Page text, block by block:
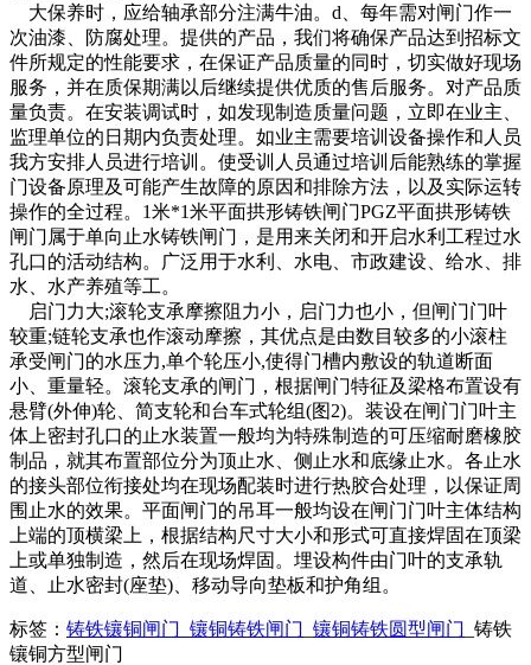
大保养时，应给轴承部分注满牛油。d、每年需对闸门作一
次油漆、防腐处理。提供的产品，我们将确保产品达到招标文
件所规定的性能要求，在保证产品质量的同时，切实做好现场
服务，并在质保期满以后继续提供优质的售后服务。对产品质
量负责。在安装调试时，如发现制造质量问题，立即在业主、
监理单位的日期内负责处理。如业主需要培训设备操作和人员
我方安排人员进行培训。使受训人员通过培训后能熟练的掌握
门设备原理及可能产生故障的原因和排除方法，以及实际运转
操作的全过程。1米*1米平面拱形铸铁闸门PGZ平面拱形铸铁
闸门属于单向止水铸铁闸门，是用来关闭和开启水利工程过水
孔口的活动结构。广泛用于水利、水电、市政建设、给水、排
水、水产养殖等工。
启门力大;滚轮支承摩擦阻力小，启门力也小，但闸门门叶
较重;链轮支承也作滚动摩擦，其优点是由数目较多的小滚柱
承受闸门的水压力,单个轮压小,使得门槽内敷设的轨道断面
小、重量轻。滚轮支承的闸门，根据闸门特征及梁格布置设有
悬臂(外伸)轮、简支轮和台车式轮组(图2)。装设在闸门门叶主
体上密封孔口的止水装置一般均为特殊制造的可压缩耐磨橡胶
制品，就其布置部位分为顶止水、侧止水和底缘止水。各止水
的接头部位衔接处均在现场配装时进行热胶合处理，以保证周
围止水的效果。平面闸门的吊耳一般均设在闸门门叶主体结构
上端的顶横梁上，根据结构尺寸大小和形式可直接焊固在顶梁
上或单独制造，然后在现场焊固。埋设构件由门叶的支承轨
道、止水密封(座垫)、移动导向垫板和护角组。
标签： 铸铁镶铜闸门_镶铜铸铁闸门 镶铜铸铁圆型闸门 _铸铁
镶铜方型闸门